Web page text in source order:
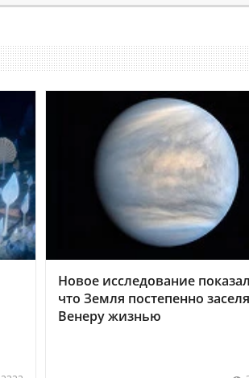
Новое исследование
что Земля постепенно
Венеру жизнью